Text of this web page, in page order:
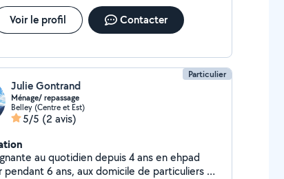
Voir le profil Contacter
Particulier
Julie Gontrand
Ménage/ repassage
Belley (Centre et Est)
5/5 (2 avis)
au quotidien depuis 4 ans en ehpad
pendant 6 ans, aux domicile de particuliers et